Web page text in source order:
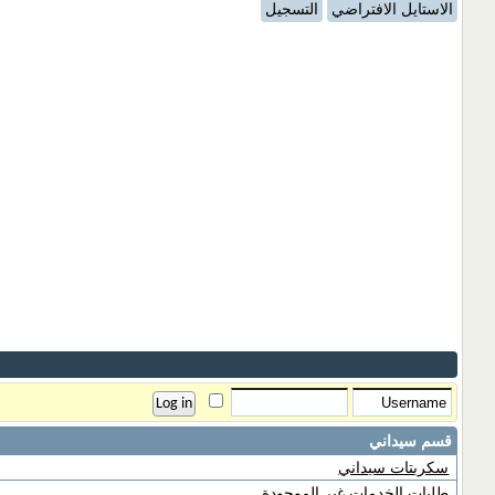
الاستايل الافتراضي
التسجيل
قسم سيداني
سكربتات سيداني